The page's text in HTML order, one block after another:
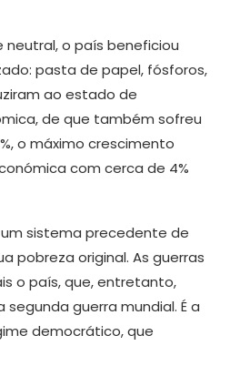
neutral, o país beneficiou
pasta de papel, fósforos,
ao estado de
de que também sofreu
o máximo crescimento
com cerca de 4%
sistema precedente de
pobreza original. As guerras
o país, que, entretanto,
guerra mundial. É a
democrático, que